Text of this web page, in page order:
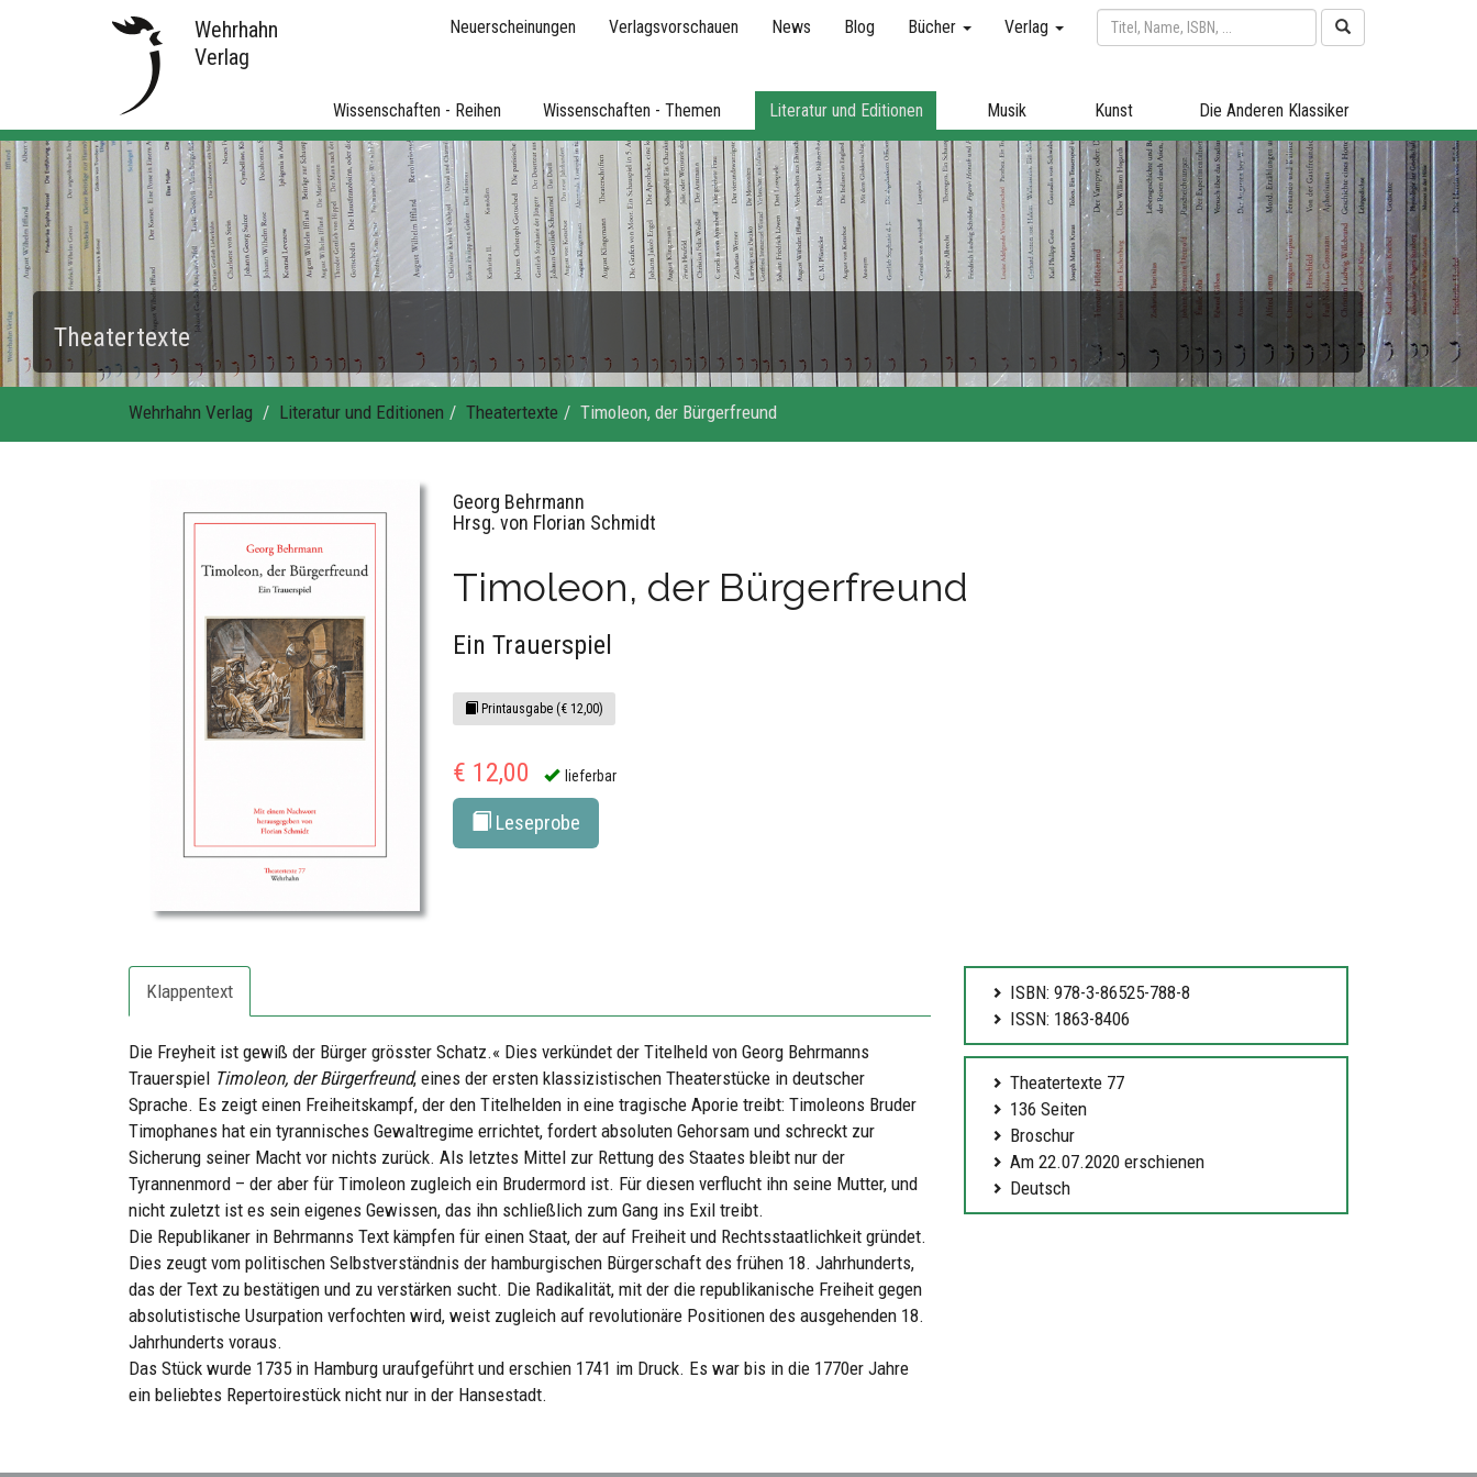
Wehrhahn
Verlag
Neuerscheinungen Verlagsvorschauen News Blog Bücher Verlag
Wissenschaften - Reihen Wissenschaften - Themen Literatur und Editionen Musik Kunst Die Anderen Klassiker
Theatertexte
Wehrhahn Verlag Literatur und Editionen Theatertexte Timoleon, der Bürgerfreund
Georg Behrmann
Hrsg. von Florian Schmidt
Timoleon, der Bürgerfreund
Ein Trauerspiel
Printausgabe (€ 12,00)
€ 12,00 lieferbar
Leseprobe
Klappentext
Die Freyheit ist gewiß der Bürger grösster Schatz.« Dies verkündet der Titelheld von Georg Behrmanns
Trauerspiel Timoleon, der Bürgerfreund, eines der ersten klassizistischen Theaterstücke in deutscher
Sprache. Es zeigt einen Freiheitskampf, der den Titelhelden in eine tragische Aporie treibt: Timoleons Bruder
Timophanes hat ein tyrannisches Gewaltregime errichtet, fordert absoluten Gehorsam und schreckt zur
Sicherung seiner Macht vor nichts zurück. Als letztes Mittel zur Rettung des Staates bleibt nur der
Tyrannenmord – der aber für Timoleon zugleich ein Brudermord ist. Für diesen verflucht ihn seine Mutter, und
nicht zuletzt ist es sein eigenes Gewissen, das ihn schließlich zum Gang ins Exil treibt.
Die Republikaner in Behrmanns Text kämpfen für einen Staat, der auf Freiheit und Rechtsstaatlichkeit gründet.
Dies zeugt vom politischen Selbstverständnis der hamburgischen Bürgerschaft des frühen 18. Jahrhunderts,
das der Text zu bestätigen und zu verstärken sucht. Die Radikalität, mit der die republikanische Freiheit gegen
absolutistische Usurpation verfochten wird, weist zugleich auf revolutionäre Positionen des ausgehenden 18.
Jahrhunderts voraus.
Das Stück wurde 1735 in Hamburg uraufgeführt und erschien 1741 im Druck. Es war bis in die 1770er Jahre
ein beliebtes Repertoirestück nicht nur in der Hansestadt.
ISBN: 978-3-86525-788-8
ISSN: 1863-8406
Theatertexte 77
136 Seiten
Broschur
Am 22.07.2020 erschienen
Deutsch